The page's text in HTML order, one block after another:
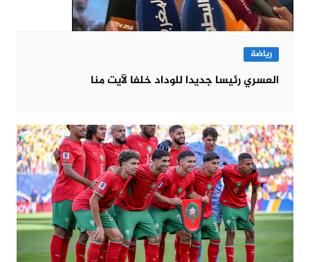
رياضة
العسري رئيسا جديدا للوداد خلفا لآيت منا